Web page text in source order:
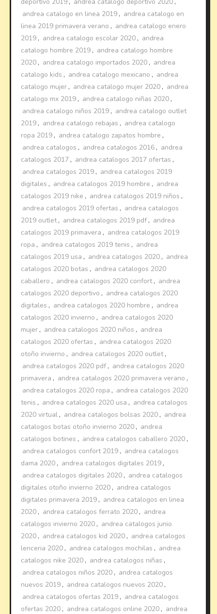
andrea catalogo en linea 2019 , andrea catalogo en
linea 2019 primavera verano , andrea catalogo enero
2019 , andrea catalogo escolar 2020 , andrea
catalogo hombre 2019 , andrea catalogo hombre
2020 , andrea catalogo importados 2020 , andrea
catalogo kids , andrea catalogo mexicano , andrea
catalogo mujer , andrea catalogo mujer 2020 , andrea
catalogo mx 2019 , andrea catalogo niñas 2020 ,
andrea catalogo niños 2019 , andrea catalogo outlet
2019 , andrea catalogo rebajas , andrea catalogo
ropa 2019 , andrea catalogo zapatos hombre ,
andrea catalogos , andrea catalogos 2016 , andrea
catalogos 2017 , andrea catalogos 2017 ofertas ,
andrea catalogos 2019 , andrea catalogos 2019
digitales , andrea catalogos 2019 hombre , andrea
catalogos 2019 nike , andrea catalogos 2019 niños ,
andrea catalogos 2019 ofertas , andrea catalogos
2019 outlet, andrea catalogos 2019 pdf , andrea
catalogos 2019 primavera , andrea catalogos 2019
ropa , andrea catalogos 2019 tenis , andrea
catalogos 2019 usa , andrea catalogos 2020 , andrea
catalogos 2020 botas , andrea catalogos 2020
caballero , andrea catalogos 2020 confort, andrea
catalogos 2020 deportivo , andrea catalogos 2020
digitales , andrea catalogos 2020 hombre , andrea
catalogos 2020 invierno , andrea catalogos 2020
mujer , andrea catalogos 2020 niños , andrea
catalogos 2020 ofertas , andrea catalogos 2020
otoño invierno , andrea catalogos 2020 outlet,
andrea catalogos 2020 pdf , andrea catalogos 2020
primavera , andrea catalogos 2020 primavera verano ,
andrea catalogos 2020 ropa , andrea catalogos 2020
tenis , andrea catalogos 2020 usa , andrea catalogos
2020 virtual , andrea catalogos bolsas 2020 , andrea
catalogos botas otoño invierno 2020 , andrea
catalogos botines , andrea catalogos caballero 2020 ,
andrea catalogos confort 2019 , andrea catalogos
dama 2020 , andrea catalogos digitales 2019 ,
andrea catalogos digitales 2020 , andrea catalogos
digitales otoño invierno 2020 , andrea catalogos
digitales primavera 2019 , andrea catalogos en linea
2020 , andrea catalogos ferrato 2020 , andrea
catalogos invierno 2020 , andrea catalogos junio
2020 , andrea catalogos kid 2020 , andrea catalogos
lenceria 2020 , andrea catalogos mochilas , andrea
catalogos nike 2020 , andrea catalogos niñas ,
andrea catalogos niños 2020 , andrea catalogos
nuevos 2019 , andrea catalogos nuevos 2020 ,
andrea catalogos ofertas 2019 , andrea catalogos
ofertas 2020 , andrea catalogos online 2020 , andrea